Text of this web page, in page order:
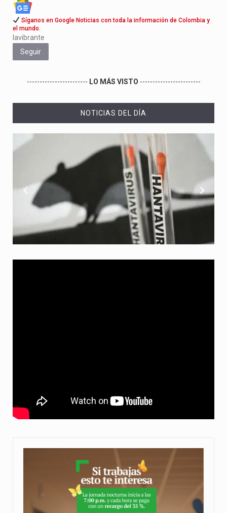
Síganos en Google Noticias con toda la información de Colombia y
el mundo.
lavibrante
Seguir
------------------------ LO MÁS VISTO ------------------------
NOTICIAS DEL DÍA